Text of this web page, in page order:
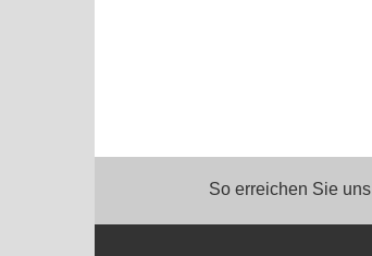
So erreichen Sie uns